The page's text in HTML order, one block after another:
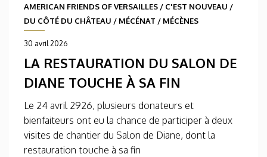
AMERICAN FRIENDS OF VERSAILLES / C'EST NOUVEAU /
DU CÔTÉ DU CHÂTEAU / MÉCÉNAT / MÉCÈNES
30 avril 2026
LA RESTAURATION DU SALON DE
DIANE TOUCHE À SA FIN
Le 24 avril 2926, plusieurs donateurs et
bienfaiteurs ont eu la chance de participer à deux
visites de chantier du Salon de Diane, dont la
restauration touche à sa fin